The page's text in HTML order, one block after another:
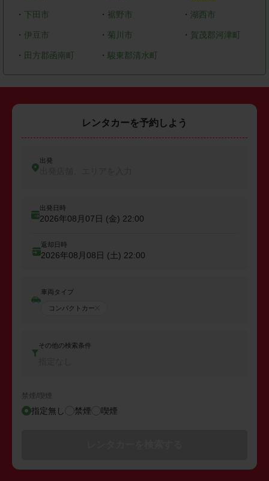
・ 下田市 ・ 裾野市 ・ 湖西市
・ 伊豆市 ・ 菊川市 ・ 賀茂郡河津町
・ 田方郡函南町 ・ 駿東郡清水町
レンタカーを予約しよう
出発
出発日時
2026年08月07日 (金) 22:00
返却日時
2026年08月08日 (土) 22:00
車両タイプ
コンパクトカー
その他の検索条件
禁煙/喫煙
指定無し 禁煙 喫煙